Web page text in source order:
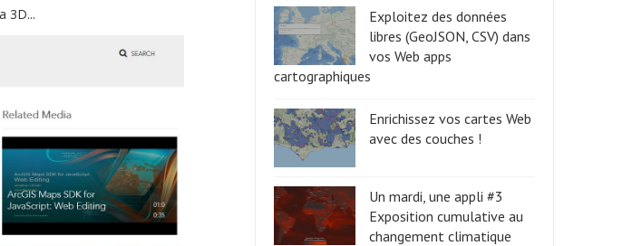
3D...
Exploitez des données
libres (GeoJSON, CSV) dans
vos Web apps
cartographiques
Enrichissez vos cartes Web
avec des couches !
Un mardi, une appli #3
Exposition cumulative au
changement climatique